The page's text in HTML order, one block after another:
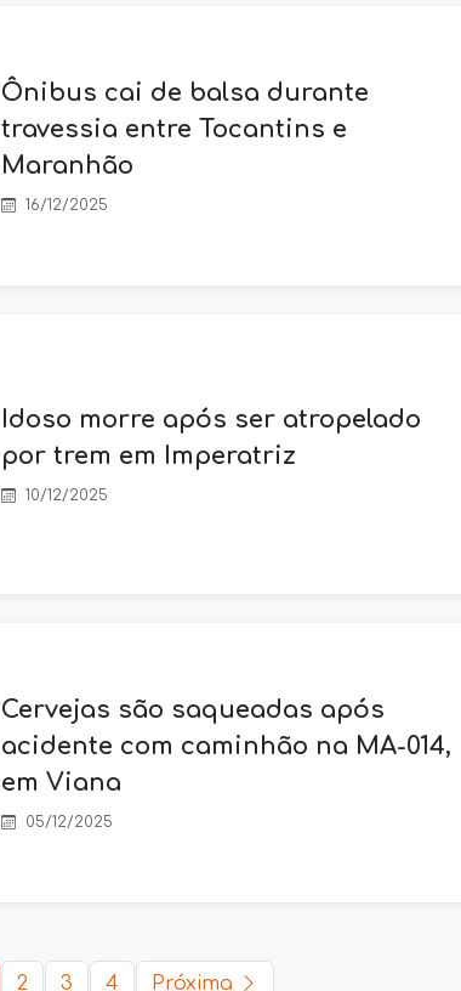
Ônibus cai de balsa durante
travessia entre Tocantins e
Maranhão
16/12/2025
Idoso morre após ser atropelado
por trem em Imperatriz
10/12/2025
Cervejas são saqueadas após
acidente com caminhão na MA-014,
em Viana
05/12/2025
2 3 4 Próxima